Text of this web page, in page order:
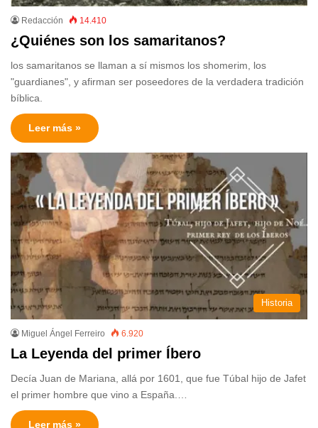
Redacción 14.410
¿Quiénes son los samaritanos?
los samaritanos se llaman a sí mismos los shomerim, los
"guardianes", y afirman ser poseedores de la verdadera tradición
bíblica.
Leer más »
Historia
Miguel Ángel Ferreiro 6.920
La Leyenda del primer Íbero
Decía Juan de Mariana, allá por 1601, que fue Túbal hijo de Jafet
el primer hombre que vino a España.…
Leer más »